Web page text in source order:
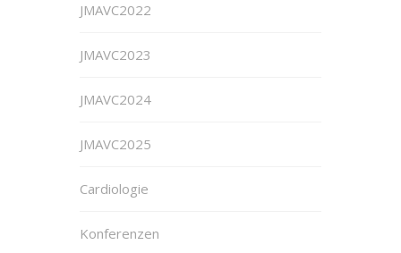
JMAVC2022
JMAVC2023
JMAVC2024
JMAVC2025
Cardiologie
Konferenzen